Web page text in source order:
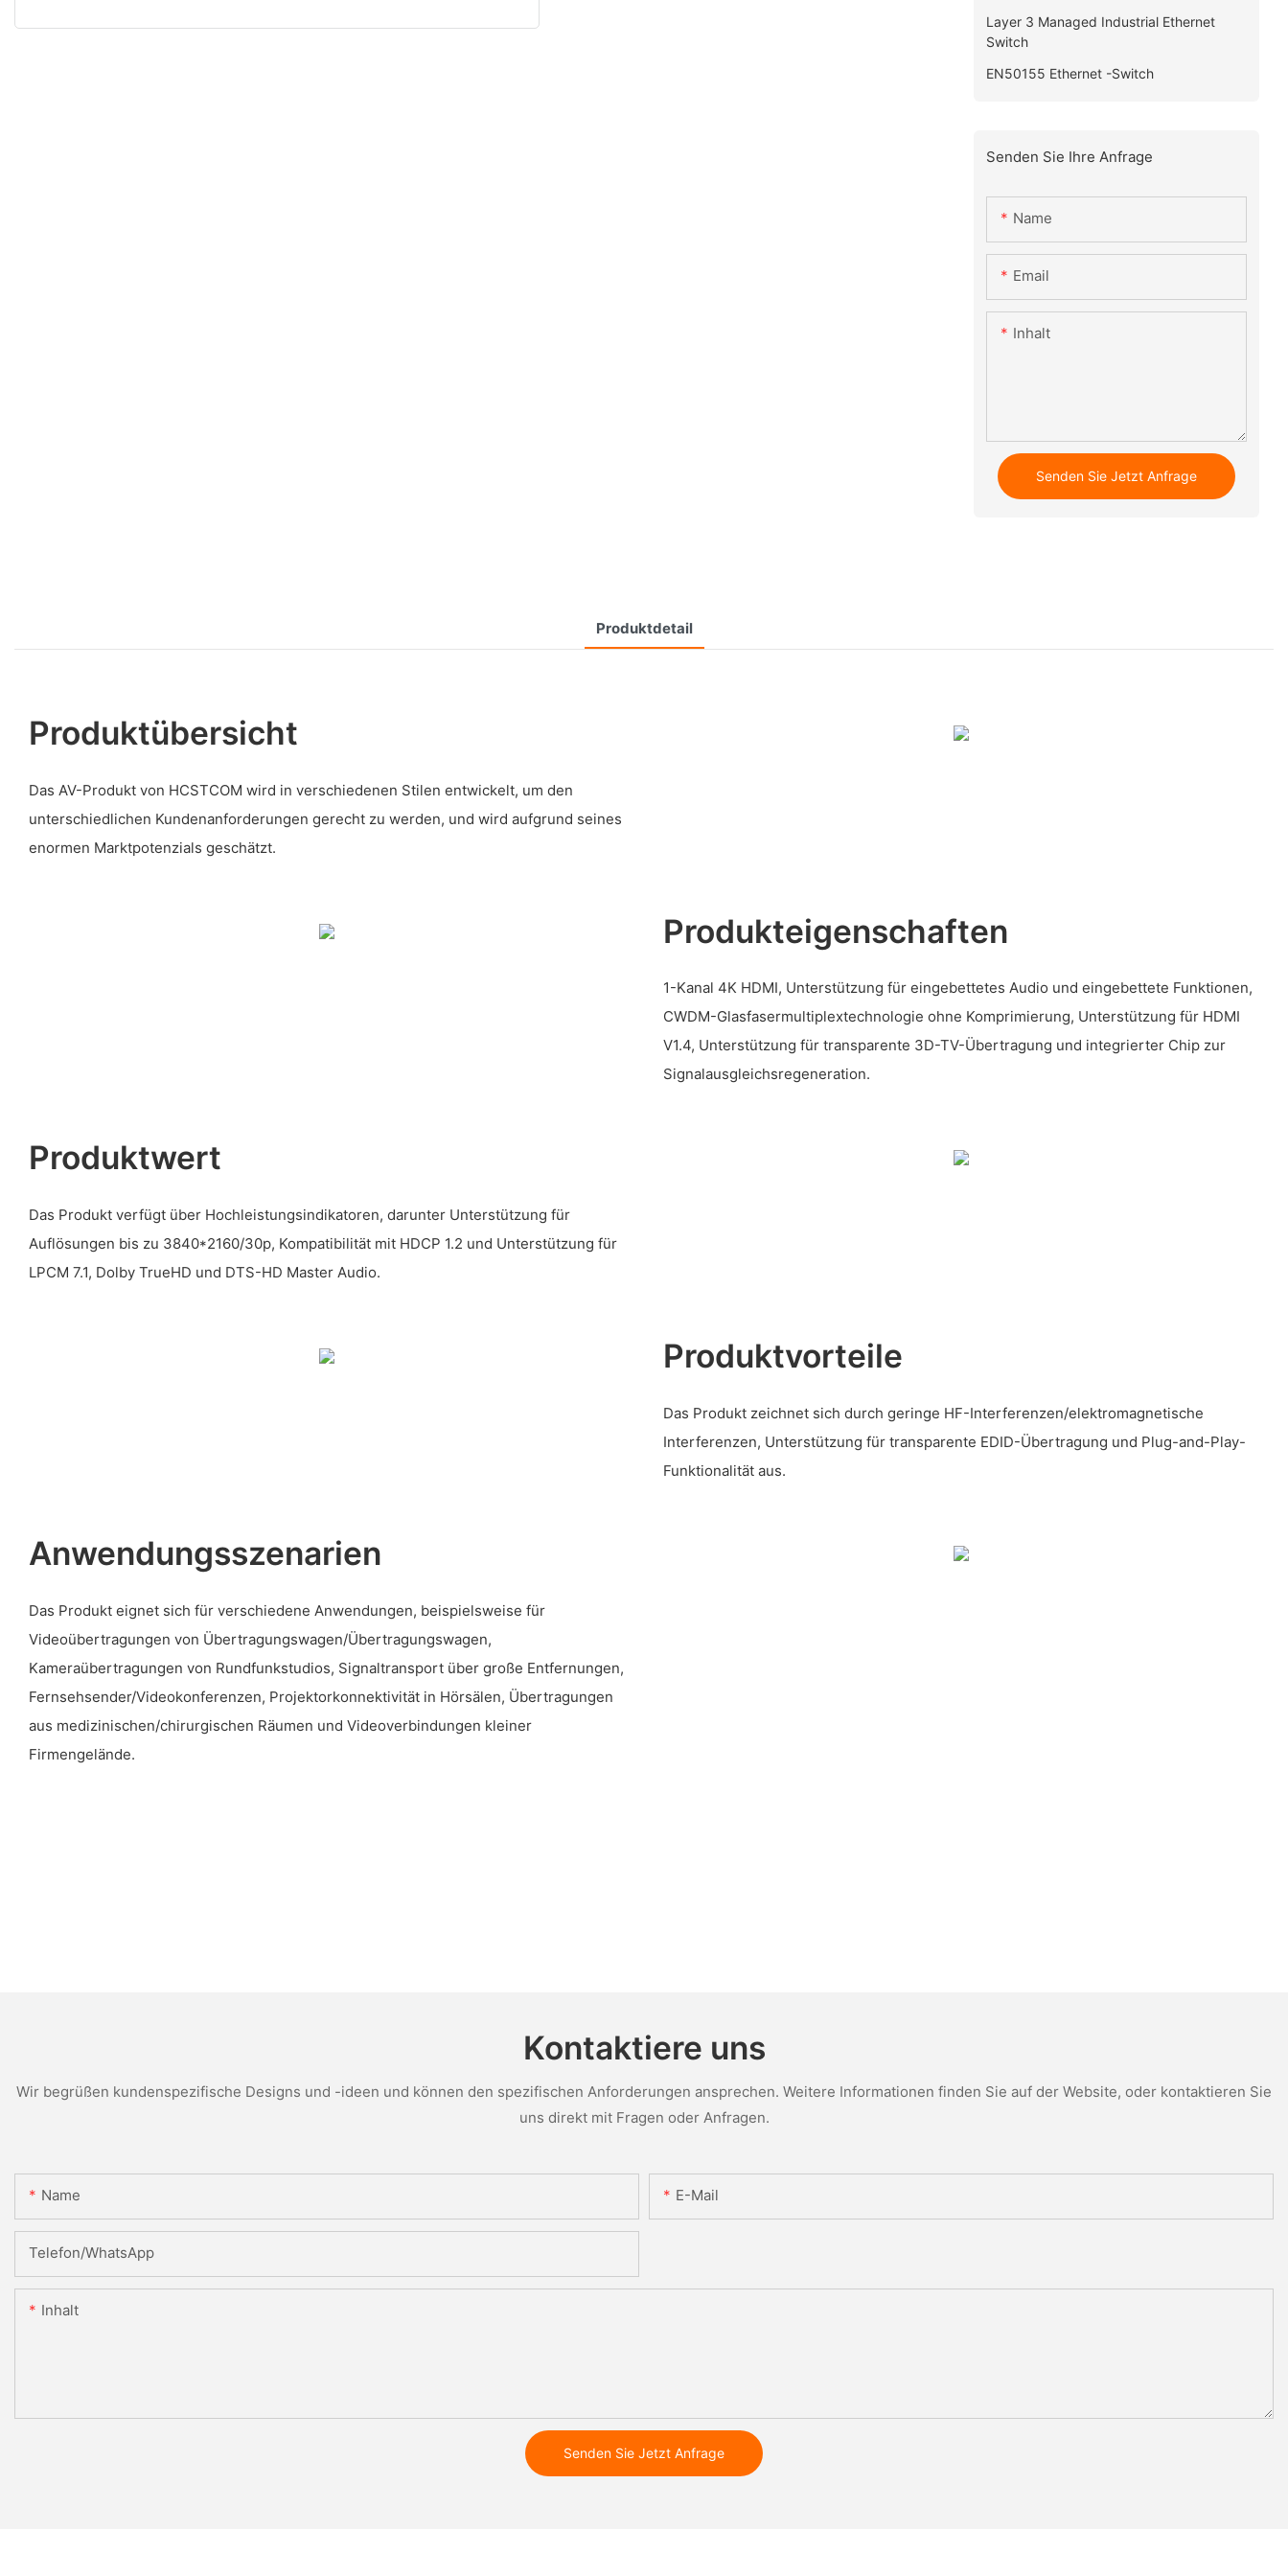
Layer 3 Managed Industrial Ethernet
Switch
EN50155 Ethernet -Switch
Senden Sie Ihre Anfrage
Name
Email
Inhalt
Senden Sie Jetzt Anfrage
Produktdetail
Produktübersicht
Das AV-Produkt von HCSTCOM wird in verschiedenen Stilen entwickelt, um den
unterschiedlichen Kundenanforderungen gerecht zu werden, und wird aufgrund seines
enormen Marktpotenzials geschätzt.
Produkteigenschaften
1-Kanal 4K HDMI, Unterstützung für eingebettetes Audio und eingebettete Funktionen,
CWDM-Glasfasermultiplextechnologie ohne Komprimierung, Unterstützung für HDMI
V1.4, Unterstützung für transparente 3D-TV-Übertragung und integrierter Chip zur
Signalausgleichsregeneration.
Produktwert
Das Produkt verfügt über Hochleistungsindikatoren, darunter Unterstützung für
Auflösungen bis zu 3840*2160/30p, Kompatibilität mit HDCP 1.2 und Unterstützung für
LPCM 7.1, Dolby TrueHD und DTS-HD Master Audio.
Produktvorteile
Das Produkt zeichnet sich durch geringe HF-Interferenzen/elektromagnetische
Interferenzen, Unterstützung für transparente EDID-Übertragung und Plug-and-Play-
Funktionalität aus.
Anwendungsszenarien
Das Produkt eignet sich für verschiedene Anwendungen, beispielsweise für
Videoübertragungen von Übertragungswagen/Übertragungswagen,
Kameraübertragungen von Rundfunkstudios, Signaltransport über große Entfernungen,
Fernsehsender/Videokonferenzen, Projektorkonnektivität in Hörsälen, Übertragungen
aus medizinischen/chirurgischen Räumen und Videoverbindungen kleiner
Firmengelände.
Kontaktiere uns
Wir begrüßen kundenspezifische Designs und -ideen und können den spezifischen Anforderungen ansprechen. Weitere Informationen finden Sie auf der Website, oder kontaktieren Sie
uns direkt mit Fragen oder Anfragen.
Name E-Mail
Telefon/WhatsApp
Inhalt
Senden Sie Jetzt Anfrage